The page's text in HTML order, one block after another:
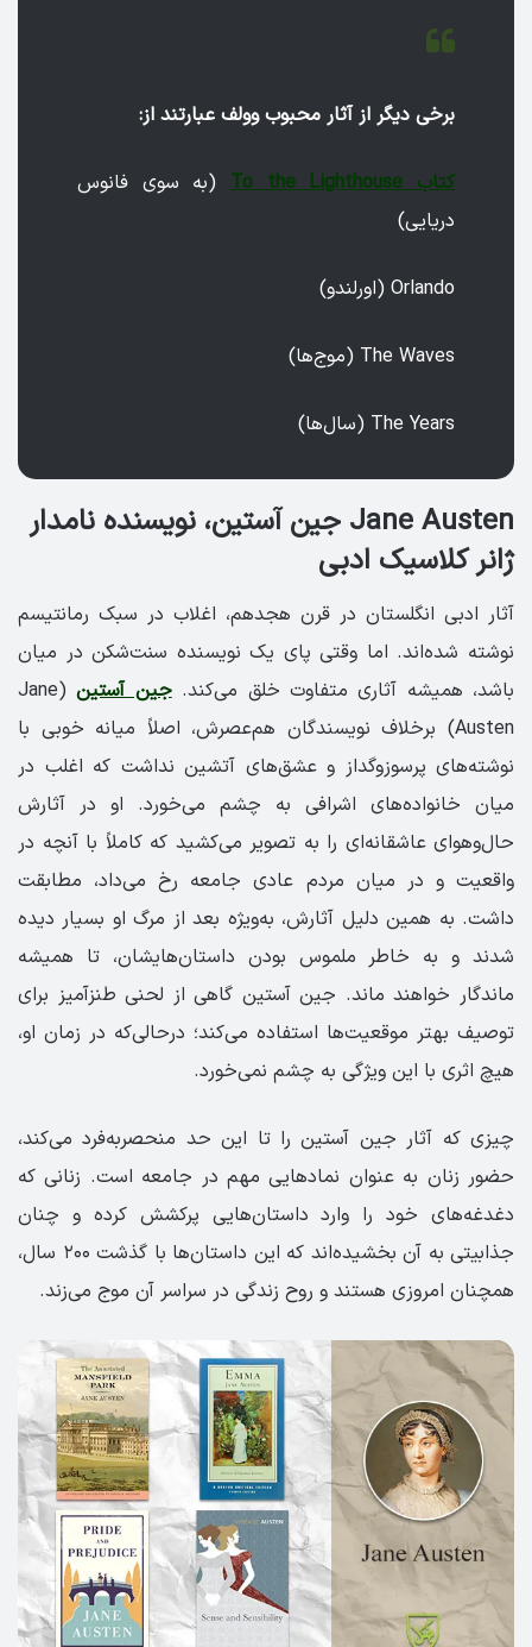
برخی دیگر از آثار محبوب وولف عبارتند از:
کتاب To the Lighthouse
(به سوی فانوس
دریایی)
Orlando (اورلندو)
The Waves (موج‌ها)
The Years (سال‌ها)
Jane Austen جین آستین، نویسنده نامدار
ژانر کلاسیک ادبی
آثار ادبی انگلستان در قرن هجدهم، اغلاب در سبک رمانتیسم
نوشته شده‌اند. اما وقتی پای یک نویسنده سنت‌شکن در میان
باشد، همیشه آثاری متفاوت خلق می‌کند.جین آستین
(Jane
Austen) برخلاف نویسندگان هم‌عصرش، اصلاً میانه خوبی با
نوشته‌های پرسوز‌و‌گداز و عشق‌های آتشین نداشت که اغلب در
میان خانواده‌های اشرافی به چشم می‌خورد. او در آثارش
حال‌و‌هوای عاشقانه‌ای را به تصویر می‌کشید که کاملاً با آنچه در
واقعیت و در میان مردم عادی جامعه رخ می‌داد، مطابقت
داشت. به همین دلیل آثارش، به‌ویژه بعد از مرگ او بسیار دیده
شدند و به خاطر ملموس بودن داستان‌هایشان، تا همیشه
ماندگار خواهند ماند. جین آستین گاهی از لحنی طنزآمیز برای
توصیف بهتر موقعیت‌ها استفاده می‌کند؛ در‌حالی‌که در زمان او،
هیچ اثری با این ویژگی به چشم نمی‌خورد.
چیزی که آثار جین آستین را تا این حد منحصر‌به‌فرد می‌کند،
حضور زنان به عنوان نماد‌هایی مهم در جامعه است. زنانی که
دغدغه‌های خود را وارد داستان‌هایی پر‌کشش کرده‌ و چنان
جذابیتی به آن بخشیده‌اند که این داستان‌ها با گذشت ۲۰۰ سال،
همچنان امروزی هستند و روح زندگی در سراسر آن موج می‌زند.